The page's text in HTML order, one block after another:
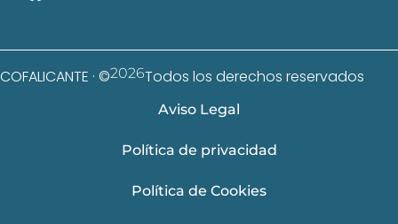
COFALICANTE · ©2026Todos los derechos reservados
Aviso Legal
Política de privacidad
Política de Cookies